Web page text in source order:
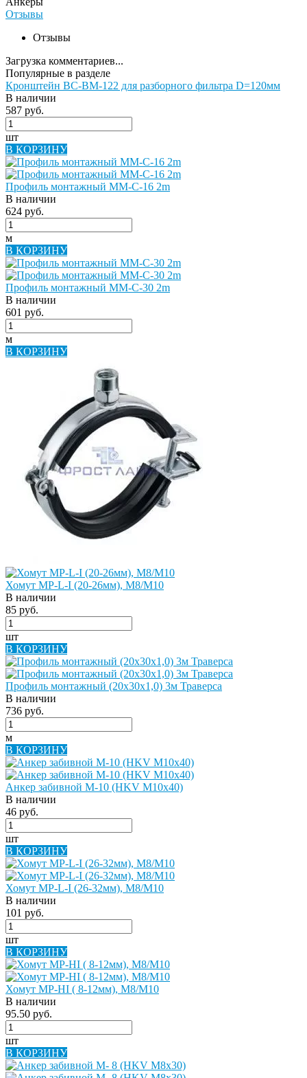
Отзывы
Отзывы
Загрузка комментариев...
Популярные в разделе
Кронштейн BC-BM-122 для разборного фильтра D=120мм
В наличии
587 руб.
шт
В КОРЗИНУ
Профиль монтажный ММ-С-16 2m
В наличии
624 руб.
м
В КОРЗИНУ
Профиль монтажный ММ-С-30 2m
В наличии
601 руб.
м
В КОРЗИНУ
Хомут МР-L-I (20-26мм), М8/M10
В наличии
85 руб.
шт
В КОРЗИНУ
Профиль монтажный (20х30х1,0) 3м Траверса
В наличии
736 руб.
м
В КОРЗИНУ
Анкер забивной М-10 (HKV M10x40)
В наличии
46 руб.
шт
В КОРЗИНУ
Хомут МР-L-I (26-32мм), М8/M10
В наличии
101 руб.
шт
В КОРЗИНУ
Хомут МР-HI ( 8-12мм), М8/M10
В наличии
95.50 руб.
шт
В КОРЗИНУ